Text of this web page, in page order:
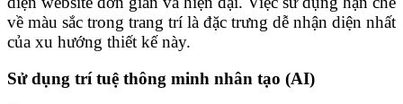
về màu sắc trong trang trí là đặc trưng dễ nhận diện nhất
của xu hướng thiết kế này.
Sử dụng trí tuệ thông minh nhân tạo (AI)